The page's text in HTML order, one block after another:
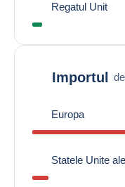
Regatul Unit
Importul
Europa
Statele Unite